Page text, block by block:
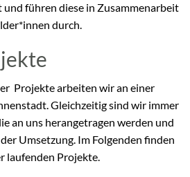
führen diese in Zusammenarbeit
durch.
Projekte arbeiten wir an einer
Gleichzeitig sind wir immer
an uns herangetragen werden und
Umsetzung. Im Folgenden finden
laufenden Projekte.